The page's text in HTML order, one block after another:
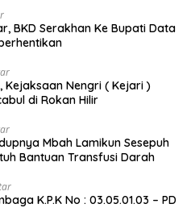
BKD Serakhan Ke Bupati Data
Nengri ( Kejari )
di Rokan Hilir
Mbah Lamikun Sesepuh
Bantuan Transfusi Darah
03.05.01.03 – PD